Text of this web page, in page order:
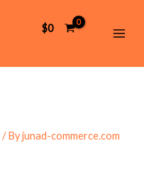
$0
/ Byjunad-commerce.com